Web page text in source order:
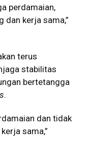
perdamaian,
kerja sama,”
terus
stabilitas
bertetangga
.
dan tidak
sama,”